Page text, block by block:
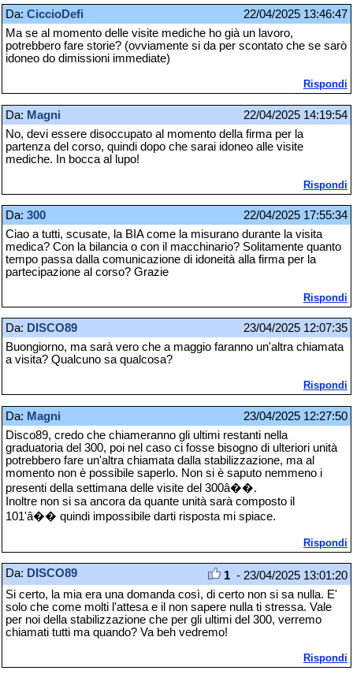
Da: CiccioDefi
22/04/2025 13:46:47
Ma se al momento delle visite mediche ho già un lavoro,
potrebbero fare storie? (ovviamente si da per scontato che se sarò
idoneo do dimissioni immediate)
Rispondi
Da: Magni
22/04/2025 14:19:54
No, devi essere disoccupato al momento della firma per la
partenza del corso, quindi dopo che sarai idoneo alle visite
mediche. In bocca al lupo!
Rispondi
Da: 300
22/04/2025 17:55:34
Ciao a tutti, scusate, la BIA come la misurano durante la visita
medica? Con la bilancia o con il macchinario? Solitamente quanto
tempo passa dalla comunicazione di idoneità alla firma per la
partecipazione al corso? Grazie
Rispondi
Da: DISCO89
23/04/2025 12:07:35
Buongiorno, ma sarà vero che a maggio faranno un'altra chiamata
a visita? Qualcuno sa qualcosa?
Rispondi
Da: Magni
23/04/2025 12:27:50
Disco89, credo che chiameranno gli ultimi restanti nella
graduatoria del 300, poi nel caso ci fosse bisogno di ulteriori unità
potrebbero fare un'altra chiamata dalla stabilizzazione, ma al
momento non è possibile saperlo. Non si è saputo nemmeno i
presenti della settimana delle visite del 300â��.
Inoltre non si sa ancora da quante unità sarà composto il
101'â�� quindi impossibile darti risposta mi spiace.
Rispondi
Da: DISCO89 1 - 23/04/2025 13:01:20
Si certo, la mia era una domanda così, di certo non si sa nulla. E'
solo che come molti l'attesa e il non sapere nulla ti stressa. Vale
per noi della stabilizzazione che per gli ultimi del 300, verremo
chiamati tutti ma quando? Va beh vedremo!
Rispondi